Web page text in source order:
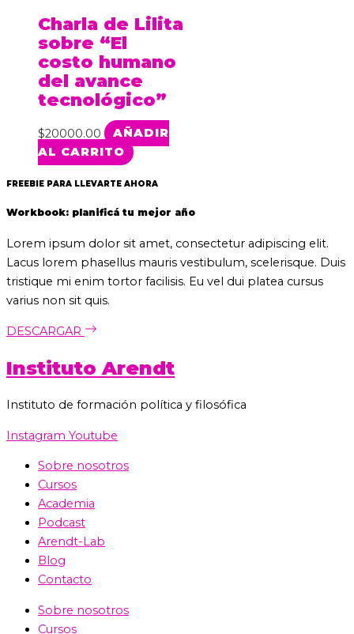
Charla de Lilita
sobre “El
costo humano
del avance
tecnológico”
$20000.00
AÑADIR
AL CARRITO
FREEBIE PARA LLEVARTE AHORA
Workbook: planificá tu mejor año
Lorem ipsum dolor sit amet, consectetur adipiscing elit.
Lacus lorem phasellus mauris vestibulum, scelerisque. Duis
tristique mi enim tortor facilisis. Eu vel dui platea cursus
varius non sit quis.
DESCARGAR
Instituto Arendt
Instituto de formación política y filosófica
Instagram Youtube
Sobre nosotros
Cursos
Academia
Podcast
Arendt-Lab
Blog
Contacto
Sobre nosotros
Cursos